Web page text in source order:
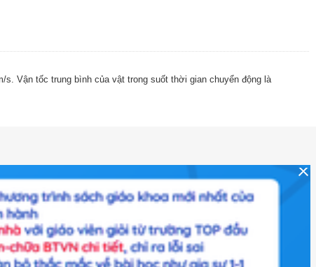
Vận tốc trung bình của vật trong suốt thời gian chuyển động là